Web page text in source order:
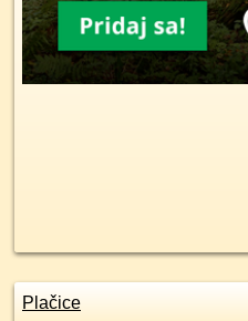
Plačice